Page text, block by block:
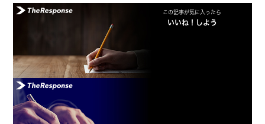
この記事が気に入ったら
いいね！しよう